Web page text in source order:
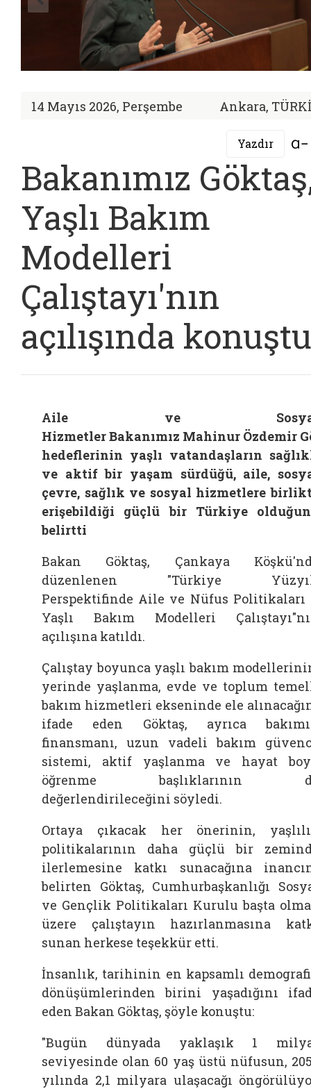
14 Mayıs 2026, Perşembe Ankara,
Yazdır
Bakanımız
Yaşlı Bakım
Modelleri
Çalıştayı'nın
açılışında konuştu
Aile ve
Hizmetler Bakanımız Mahinur Özdemir
hedeflerinin yaşlı vatandaşların
ve aktif bir yaşam sürdüğü, aile,
çevre, sağlık ve sosyal hizmetlere
erişebildiği güçlü bir Türkiye
belirtti
Bakan
Göktaş, Çankaya
düzenlenen "Türkiye
Perspektifinde Aile ve Nüfus Politikaları
Yaşlı Bakım Modelleri
açılışına katıldı.
Çalıştay boyunca yaşlı bakım
yerinde yaşlanma, evde ve toplum
bakım hizmetleri ekseninde ele
ifade eden
Göktaş, ayrıca
finansmanı, uzun vadeli bakım
sistemi, aktif yaşlanma ve hayat
öğrenme başlıklarının
değerlendirileceğini söyledi.
Ortaya çıkacak her önerinin,
politikalarının daha güçlü bir
ilerlemesine katkı sunacağına
belirten Göktaş, Cumhurbaşkanlığı
ve Gençlik Politikaları Kurulu başta
üzere çalıştayın hazırlanmasına
sunan herkese teşekkür etti.
İnsanlık, tarihinin en kapsamlı
dönüşümlerinden birini yaşadığını
eden Bakan Göktaş, şöyle konuştu:
"Bugün dünyada yaklaşık 1
seviyesinde olan 60 yaş üstü nüfusun,
yılında 2,1 milyara ulaşacağı